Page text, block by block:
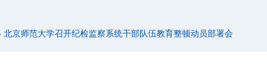
北京师范大学召开纪检监察系统干部队伍教育整顿动员部署会